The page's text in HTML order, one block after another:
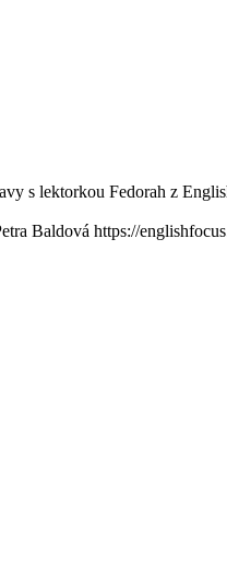
s lektorkou Fedorah z
Baldová https://